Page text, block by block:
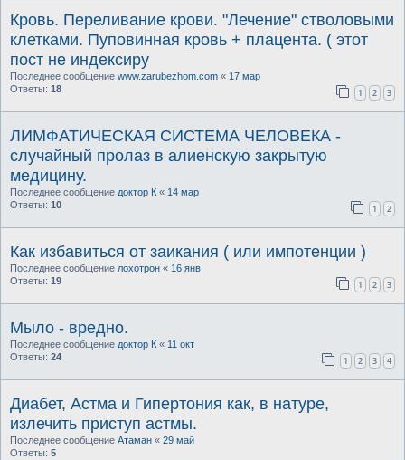
Кровь. Переливание крови. "Лечение" стволовыми
клетками. Пуповинная кровь + плацента. ( этот
пост не индексиру
Последнее сообщение www.zarubezhom.com « 17 мар
Ответы: 18 1 2 3
ЛИМФАТИЧЕСКАЯ СИСТЕМА ЧЕЛОВЕКА -
случайный пролаз в алиенскую закрытую
медицину.
Последнее сообщение доктор К « 14 мар
Ответы: 10 1 2
Как избавиться от заикания ( или импотенции )
Последнее сообщение лохотрон « 16 янв
Ответы: 19 1 2 3
Мыло - вредно.
Последнее сообщение доктор К « 11 окт
Ответы: 24 1 2 3 4
Диабет, Астма и Гипертония как, в натуре,
излечить приступ астмы.
Последнее сообщение Атаман « 29 май
Ответы: 5